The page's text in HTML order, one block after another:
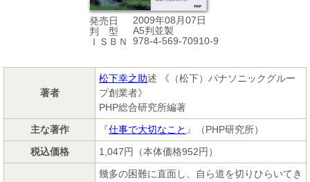
発売日
2009年08月07日
判 型
A5判並製
ＩＳＢＮ
978-4-569-70910-9
著者
松下幸之助述 《（松下）パナソニックグルー
プ創業者》
PHP総合研究所編著
主な著作
『仕事で大切なこと 』（PHP研究所）
税込価格
1,047円（本体価格952円）
幾多の困難に直面し、自ら道を切りひらいてき